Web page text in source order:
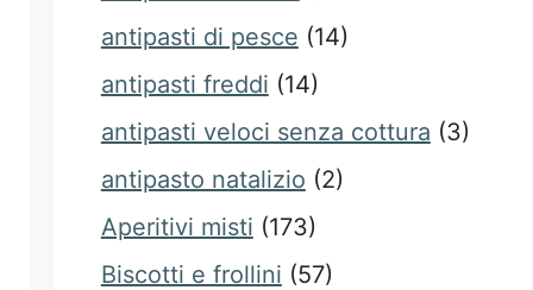
antipasti di pesce (14)
antipasti freddi (14)
antipasti veloci senza cottura (3)
antipasto natalizio (2)
Aperitivi misti (173)
Biscotti e frollini (57)